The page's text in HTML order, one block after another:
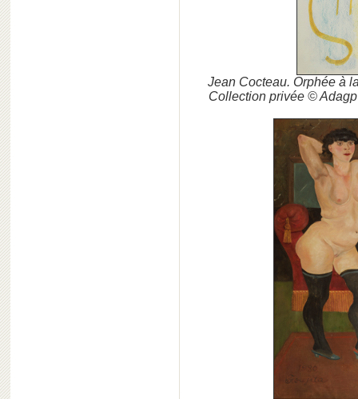
Jean Cocteau. Orphée à
Collection privée ©